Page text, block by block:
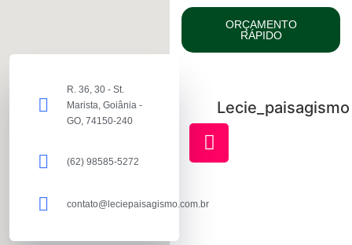
R. 36, 30 - St.
Marista, Goiânia -
GO, 74150-240
(62) 98585-5272
contato@leciepaisagismo.com.br
ORÇAMENTO
RÁPIDO
Lecie_paisagismo